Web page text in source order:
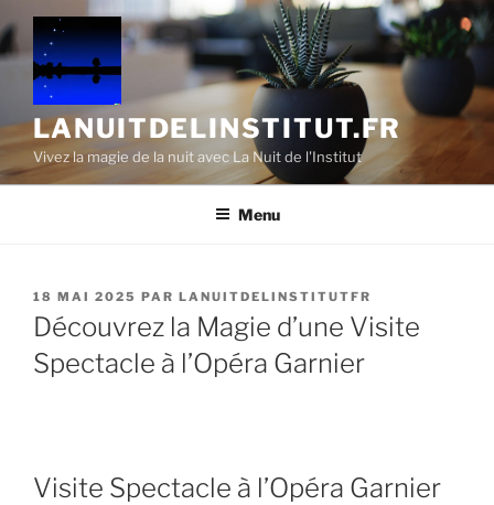
Aller
au
contenu
principal
LANUITDELINSTITUT.FR
Vivez la magie de la nuit avec La Nuit de l'Institut
Menu
PUBLIÉ
LE
18 MAI 2025 PAR LANUITDELINSTITUTFR
Découvrez la Magie d’une Visite
Spectacle à l’Opéra Garnier
Visite Spectacle à l’Opéra Garnier